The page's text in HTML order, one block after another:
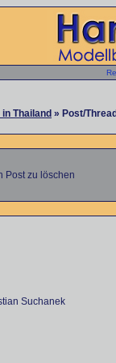
in Thailand » Post/
Post zu löschen
Suchanek